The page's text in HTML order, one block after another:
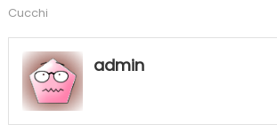
Cucchi
admin